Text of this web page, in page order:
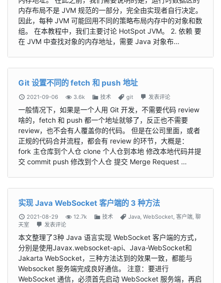
内存布局不是 JVM 规范的一部分，完全由实现者自行决定。
因此，每种 JVM 可能回用不同的策略布局内存中的对象和数
组。 在本教程中，我们主要讨论 HotSpot JVM。 2. 依赖 要
在 JVM 中查找对象的内存地址，需要 Java 对象布…
Git 设置不同的 fetch 和 push 地址
2021-09-06 3.6k 技术 git 发表评论
一般情况下，如果是一个人用 Git 开发，不需要代码 review
啥的，fetch 和 push 都一个地址就够了，反正也不需要
review，也不会有人覆盖你的代码。 但是在公司里面，或者
正规的代码合并流程，都会有 review 的环节，大概是：
fork 主仓库到个人仓 clone 个人仓到本地 修改本地代码并提
交 commit push 修改到个人仓 提交 Merge Request …
实现 Java WebSocket 客户端的 3 种方法
2021-08-29 12.7k 技术 Java, WebSocket, 客户端, 聊
天室
发表评论
本文整理了3种 Java 语言实现 WebSocket 客户端的方式，
分别是使用Javax.websocket-api、Java-WebSocket和
Jakarta WebSocket，三种方法达到的效果一致，都能与
Websocket 服务端完成良好通信。 注意：要进行
WebSocket 通信，必须首先启动 WebSocket 服务端，再启